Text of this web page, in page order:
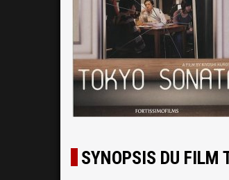
SYNOPSIS DU FILM